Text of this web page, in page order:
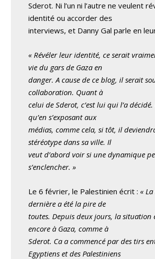
Sderot. Ni l’un ni l’autre ne veulent
identité ou accorder des
interviews, et Danny Gal parle en
« Révéler leur identité, ce serait
vie du gars de Gaza en
danger. A cause de ce blog, il serait
collaboration. Quant à
celui de Sderot, c’est lui qui l’a
qu’en s’exposant aux
médias, comme cela, si tôt, il
stéréotype dans sa ville. Il
veut d’abord voir si une dynamique
s’enclencher. »
Le 6 février, le Palestinien écrit :«
dernière a été la pire de
toutes. Depuis deux jours, la situation
encore à Gaza, comme à
Sderot. Ca a commencé par des tirs
Egyptiens et des Palestiniens